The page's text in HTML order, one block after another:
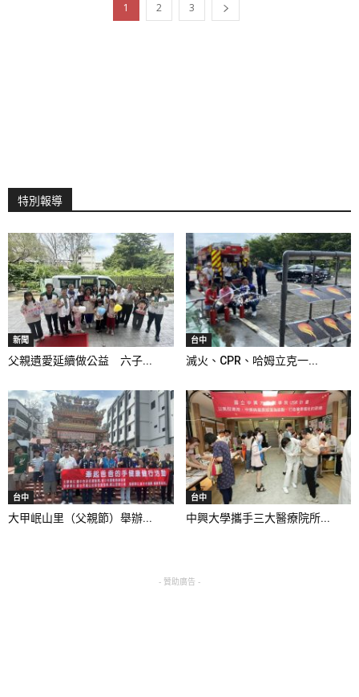
1 2 3
特別報導
新聞
父親遺愛延續做公益 六子...
台中
滅火、CPR、哈姆立克一...
台中
大甲岷山里（父親節）舉辦...
台中
中興大學攜手三大醫療院所...
- 贊助廣告 -